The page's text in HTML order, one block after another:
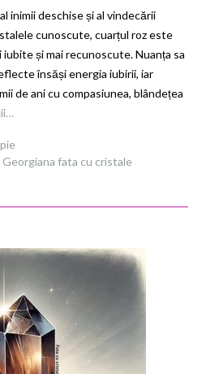
inimii deschise și al vindecării
cunoscute, cuarțul roz este
și mai recunoscute. Nuanța sa
însăși energia iubirii, iar
de ani cu compasiunea, blândețea
Georgiana fata cu cristale